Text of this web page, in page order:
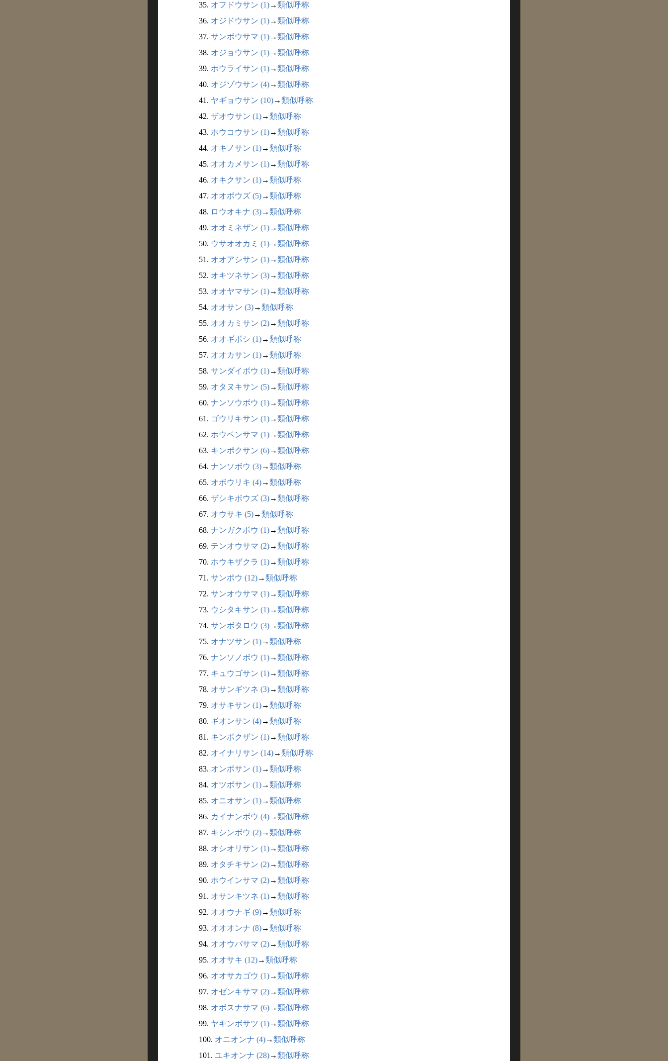
35. オフドウサン (1)→類似呼称
36. オジドウサン (1)→類似呼称
37. サンボウサマ (1)→類似呼称
38. オジョウサン (1)→類似呼称
39. ホウライサン (1)→類似呼称
40. オジゾウサン (4)→類似呼称
41. ヤギョウサン (10)→類似呼称
42. ザオウサン (1)→類似呼称
43. ホウコウサン (1)→類似呼称
44. オキノサン (1)→類似呼称
45. オオカメサン (1)→類似呼称
46. オキクサン (1)→類似呼称
47. オオボウズ (5)→類似呼称
48. ロウオキナ (3)→類似呼称
49. オオミネザン (1)→類似呼称
50. ウサオオカミ (1)→類似呼称
51. オオアシサン (1)→類似呼称
52. オキツネサン (3)→類似呼称
53. オオヤマサン (1)→類似呼称
54. オオサン (3)→類似呼称
55. オオカミサン (2)→類似呼称
56. オオギボシ (1)→類似呼称
57. オオカサン (1)→類似呼称
58. サンダイボウ (1)→類似呼称
59. オタヌキサン (5)→類似呼称
60. ナンソウボウ (1)→類似呼称
61. ゴウリキサン (1)→類似呼称
62. ホウベンサマ (1)→類似呼称
63. キンポクサン (6)→類似呼称
64. ナンソボウ (3)→類似呼称
65. オボウリキ (4)→類似呼称
66. ザシキボウズ (3)→類似呼称
67. オウサキ (5)→類似呼称
68. ナンガクボウ (1)→類似呼称
69. テンオウサマ (2)→類似呼称
70. ホウキザクラ (1)→類似呼称
71. サンポウ (12)→類似呼称
72. サンオウサマ (1)→類似呼称
73. ウシタキサン (1)→類似呼称
74. サンボタロウ (3)→類似呼称
75. オナツサン (1)→類似呼称
76. ナンソノボウ (1)→類似呼称
77. キュウゴサン (1)→類似呼称
78. オサンギツネ (3)→類似呼称
79. オサキサン (1)→類似呼称
80. ギオンサン (4)→類似呼称
81. キンポクザン (1)→類似呼称
82. オイナリサン (14)→類似呼称
83. オンボサン (1)→類似呼称
84. オツボサン (1)→類似呼称
85. オニオサン (1)→類似呼称
86. カイナンボウ (4)→類似呼称
87. キシンボウ (2)→類似呼称
88. オシオリサン (1)→類似呼称
89. オタチキサン (2)→類似呼称
90. ホウインサマ (2)→類似呼称
91. オサンキツネ (1)→類似呼称
92. オオウナギ (9)→類似呼称
93. オオオンナ (8)→類似呼称
94. オオウバサマ (2)→類似呼称
95. オオサキ (12)→類似呼称
96. オオサカゴウ (1)→類似呼称
97. オゼンキサマ (2)→類似呼称
98. オボスナサマ (6)→類似呼称
99. ヤキンボサツ (1)→類似呼称
100. オニオンナ (4)→類似呼称
101. ユキオンナ (28)→類似呼称